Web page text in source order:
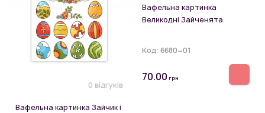
0 відгуків
Вафельна картинка Зайчик і
Вафельна картинка
Великодні Зайченята
Код: 6680~01
70.00 грн